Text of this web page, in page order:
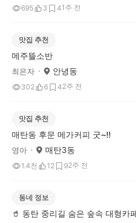
695 3 41주 전
맛집 추천
메주뜰소반
최은자 안녕동
302 6 42주 전
맛집 추천
매탄동 후문 메가커피 굿~!!
영아 매탄3동
1.4천 12 92주 전
동네 정보